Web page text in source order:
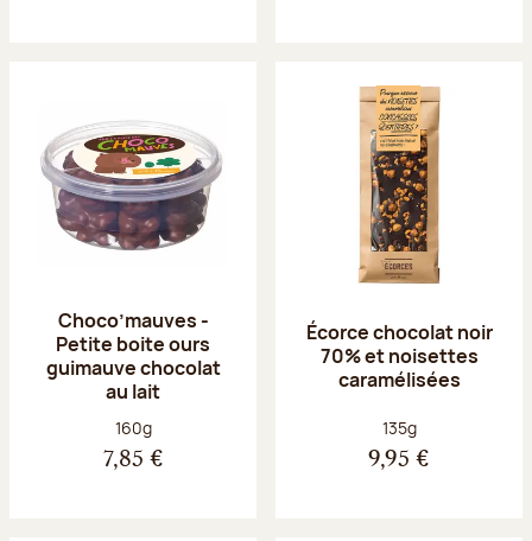
Choco’mauves -
Petite boite ours
guimauve chocolat
au lait
Poids net :
160g
7,85 €
Écorce chocolat noir
70% et noisettes
caramélisées
Poids net :
135g
9,95 €